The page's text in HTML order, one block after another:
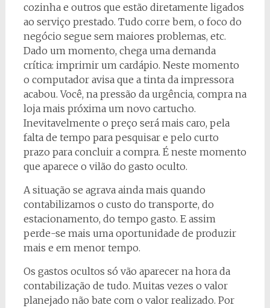
cozinha e outros que estão diretamente ligados
ao serviço prestado. Tudo corre bem, o foco do
negócio segue sem maiores problemas, etc.
Dado um momento, chega uma demanda
crítica: imprimir um cardápio. Neste momento
o computador avisa que a tinta da impressora
acabou. Você, na pressão da urgência, compra na
loja mais próxima um novo cartucho.
Inevitavelmente o preço será mais caro, pela
falta de tempo para pesquisar e pelo curto
prazo para concluir a compra. É neste momento
que aparece o vilão do gasto oculto.
A situação se agrava ainda mais quando
contabilizamos o custo do transporte, do
estacionamento, do tempo gasto. E assim
perde-se mais uma oportunidade de produzir
mais e em menor tempo.
Os gastos ocultos só vão aparecer na hora da
contabilização de tudo. Muitas vezes o valor
planejado não bate com o valor realizado. Por